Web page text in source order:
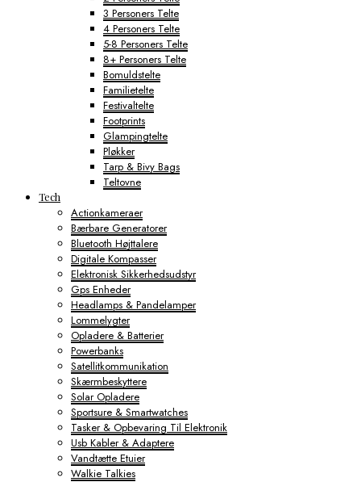
3 Personers Telte
4 Personers Telte
5-8 Personers Telte
8+ Personers Telte
Bomuldstelte
Familietelte
Festivaltelte
Footprints
Glampingtelte
Pløkker
Tarp & Bivy Bags
Teltovne
Tech
Actionkameraer
Bærbare Generatorer
Bluetooth Højttalere
Digitale Kompasser
Elektronisk Sikkerhedsudstyr
Gps Enheder
Headlamps & Pandelamper
Lommelygter
Opladere & Batterier
Powerbanks
Satellitkommunikation
Skærmbeskyttere
Solar Opladere
Sportsure & Smartwatches
Tasker & Opbevaring Til Elektronik
Usb Kabler & Adaptere
Vandtætte Etuier
Walkie Talkies